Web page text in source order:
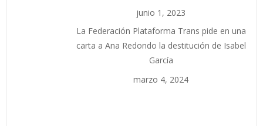
junio 1, 2023
La Federación Plataforma Trans pide en una
carta a Ana Redondo la destitución de Isabel
García
marzo 4, 2024